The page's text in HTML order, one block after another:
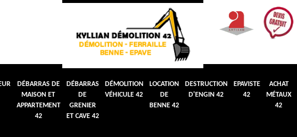
DÉBARRAS DE
MAISON ET
APPARTEMENT
42
DÉBARRAS
DE
GRENIER
ET CAVE 42
DÉMOLITION
VÉHICULE 42
LOCATION
DE
BENNE 42
DESTRUCTION
D'ENGIN 42
EPAVISTE
42
ACHAT
MÉTAUX
42